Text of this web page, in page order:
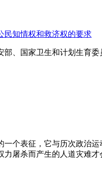
民知情权和救济权的要求
、国家卫生和计划生育
个表征，它与历次政治
屠杀而产生的人道灾难才